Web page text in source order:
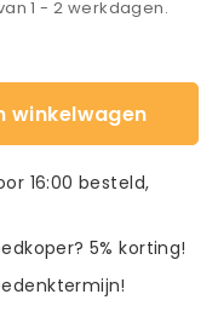
1 - 2 werkdagen.
winkelwagen
16:00 besteld,
5% korting!